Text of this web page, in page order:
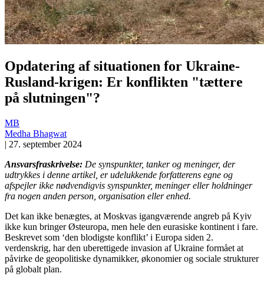
Opdatering af situationen for Ukraine-
Rusland-krigen: Er konflikten "tættere
på slutningen"?
MB
Medha Bhagwat
| 27. september 2024
Ansvarsfraskrivelse: De synspunkter, tanker og meninger, der
udtrykkes i denne artikel, er udelukkende forfatterens egne og
afspejler ikke nødvendigvis synspunkter, meninger eller holdninger
fra nogen anden person, organisation eller enhed.
Det kan ikke benægtes, at Moskvas igangværende angreb på Kyiv
ikke kun bringer Østeuropa, men hele den eurasiske kontinent i fare.
Beskrevet som ‘den blodigste konflikt’ i Europa siden 2.
verdenskrig, har den uberettigede invasion af Ukraine formået at
påvirke de geopolitiske dynamikker, økonomier og sociale strukturer
på globalt plan.